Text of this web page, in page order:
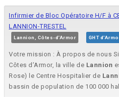
Infirmier de Bloc Opératoire H/F à
LANNION-TRESTEL
Lannion, Côtes-d'Armor GHT
Votre mission : À propos de nous
Côtes d’Armor, la ville de Lannion
Rose) le Centre Hospitalier de
bassin de population de 100 000